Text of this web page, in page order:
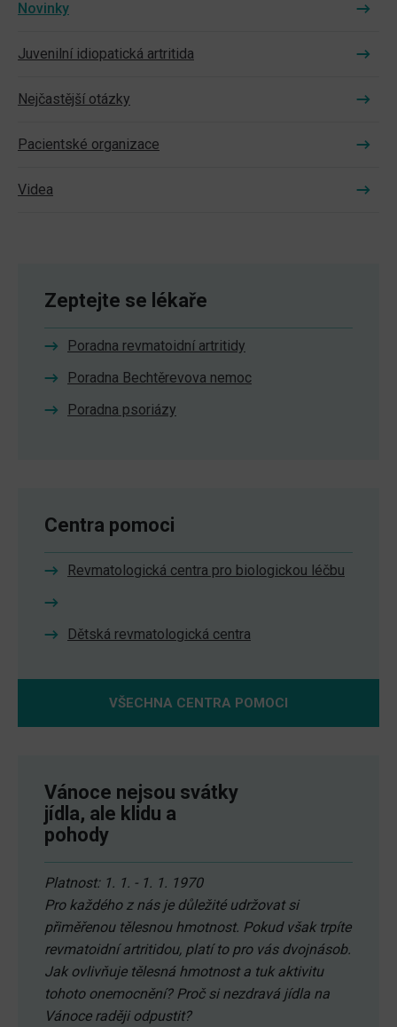
Novinky
Juvenilní idiopatická artritida
Nejčastější otázky
Pacientské organizace
Videa
Zeptejte se lékaře
Poradna revmatoidní artritidy
Poradna Bechtěrevova nemoc
Poradna psoriázy
Centra pomoci
Revmatologická centra pro biologickou léčbu
Dětská revmatologická centra
VŠECHNA CENTRA POMOCI
Vánoce nejsou svátky
jídla, ale klidu a
pohody
Platnost: 1. 1. - 1. 1. 1970
Pro každého z nás je důležité udržovat si
přiměřenou tělesnou hmotnost. Pokud však trpíte
revmatoidní artritidou, platí to pro vás dvojnásob.
Jak ovlivňuje tělesná hmotnost a tuk aktivitu
tohoto onemocnění? Proč si nezdravá jídla na
Vánoce raději odpustit?